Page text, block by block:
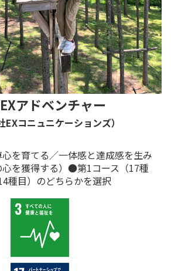
アドベンチャー
EXコニュニケーションズ）
を育てる／一体感と達成感を生み
を獲得する）●第1コース（17種
種目）のどちらかを選択